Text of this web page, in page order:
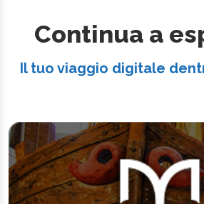
Continua a
Il tuo viaggio digitale